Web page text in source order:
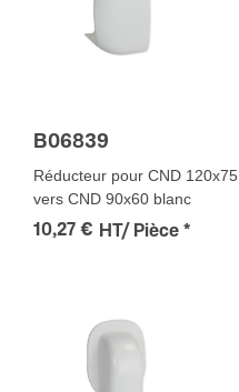
B06839
Réducteur pour CND 120x75
vers CND 90x60 blanc
10,27 € HT/ Pièce *